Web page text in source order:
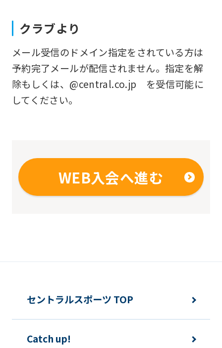
クラブより
メール受信のドメイン指定をされている方は
予約完了メールが配信されません。指定を解
除もしくは、@central.co.jp を受信可能に
してください。
WEB入会へ進む
may
not
be
may
differ
content.
that
you
セントラルスポーツ TOP
Catch up!